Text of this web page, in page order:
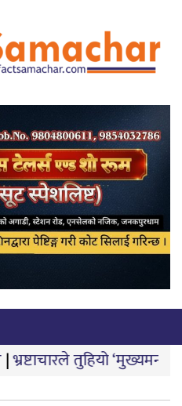
‘मुख्यमन्त्री बेटी